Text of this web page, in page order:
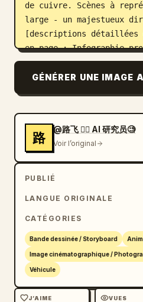
de cuivre. Scènes à
large - un majestueux
[descriptions détaillées
en page : Infographie
grilles pastel, visuels
détaillés dans chaque
GÉNÉRER UNE IMAGE
路
@路飞 🏴‍☠️ AI 研究员🧐
Voir l’original
PUBLIÉ
LANGUE ORIGINALE
CATÉGORIES
Bande dessinée / Storyboard
Image cinématographique /
Véhicule
J’AIME VUES